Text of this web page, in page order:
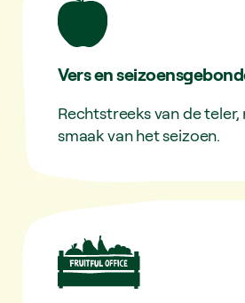
Vers en
Rechtstreeks van de
smaak van het seizoen.